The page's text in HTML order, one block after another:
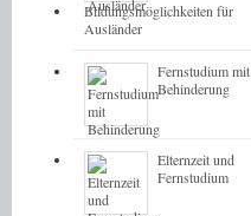
Bildungsmöglichkeiten für
Ausländer
Fernstudium mit
Behinderung
Elternzeit und
Fernstudium